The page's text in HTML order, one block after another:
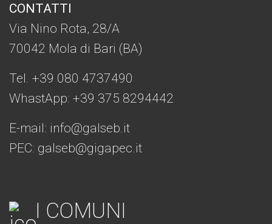
CONTATTI
Via Nino Rota, 28/A
70042 Mola di Bari (BA)
Tel. +39 080 4737490
WhastApp: +39 375 8294442
E-mail: info@galseb.it
PEC: galseb@gigapec.it
I COMUNI